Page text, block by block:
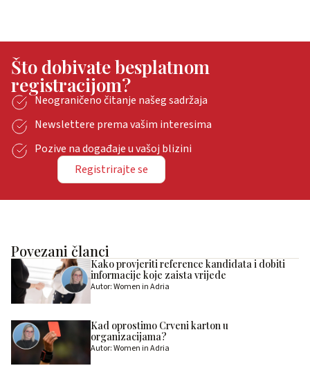
Što dobivate besplatnom
registracijom?
Neograničeno čitanje našeg sadržaja
Newslettere prema vašim interesima
Pozive na događaje u vašoj blizini
Registrirajte se
Povezani članci
Kako provjeriti reference kandidata i dobiti
informacije koje zaista vrijede
Autor: Women in Adria
Kad oprostimo Crveni karton u
organizacijama?
Autor: Women in Adria